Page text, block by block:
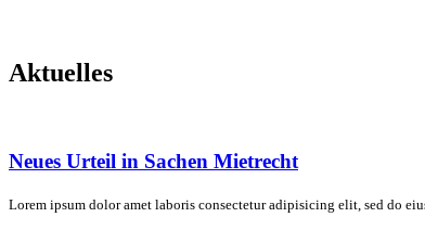
Aktuelles
Neues Urteil in Sachen Mietrecht
Lorem ipsum dolor amet laboris consectetur adipisicing elit, sed do